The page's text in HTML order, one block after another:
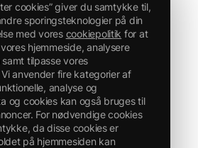
cookies” giver du samtykke til,
sporingsteknologier på din
med vores cookiepolitik for at
hjemmeside, analysere
tilpasse vores
anvender fire kategorier af
analyse og
og cookies kan også bruges til
For nødvendige cookies
da disse cookies er
på hjemmesiden kan